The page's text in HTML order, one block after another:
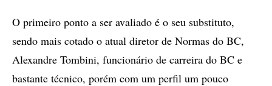
O primeiro ponto a ser avaliado é o seu substituto,
sendo mais cotado o atual diretor de Normas do BC,
Alexandre Tombini, funcionário de carreira do BC e
bastante técnico, porém com um perfil um pouco